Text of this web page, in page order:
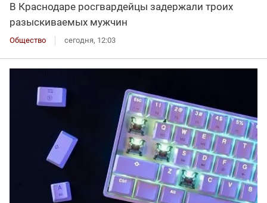
В Краснодаре росгвардейцы задержали троих
разыскиваемых мужчин
Общество сегодня, 12:03